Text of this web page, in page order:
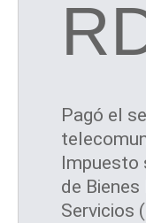
Pagó el
Impuesto
de
Servicios